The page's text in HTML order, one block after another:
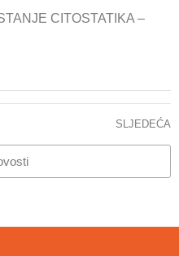
CITOSTATIKA –
SLJEDEĆA